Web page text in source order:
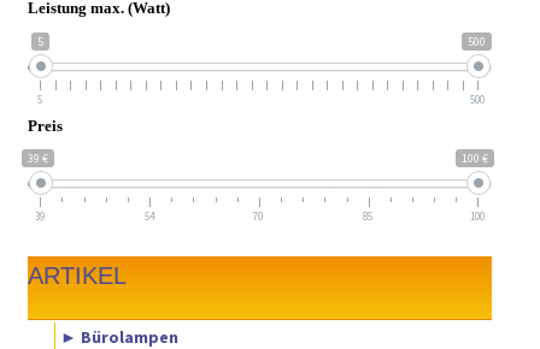
Leistung max. (Watt)
5 500
5 500
Preis
39 € 100 €
39 54 70 85 100
ARTIKEL
► Bürolampen